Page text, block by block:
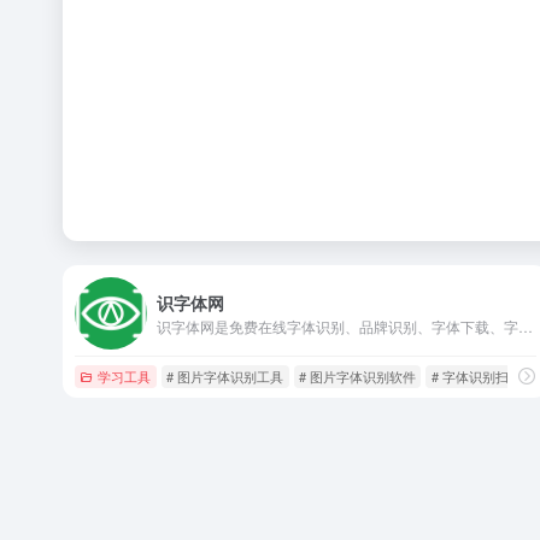
识字体网
学习工具 # 图片字体识别工具 # 图片字体识别软件 # 字体识别扫一扫